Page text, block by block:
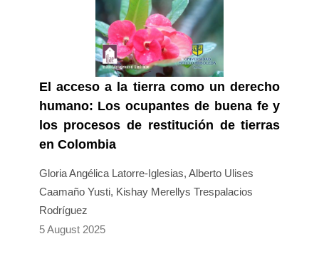
El acceso a la tierra como un derecho
humano: Los ocupantes de buena fe y
los procesos de restitución de tierras
en Colombia
Gloria Angélica Latorre-Iglesias, Alberto Ulises
Caamaño Yusti, Kishay Merellys Trespalacios
Rodríguez
5 August 2025